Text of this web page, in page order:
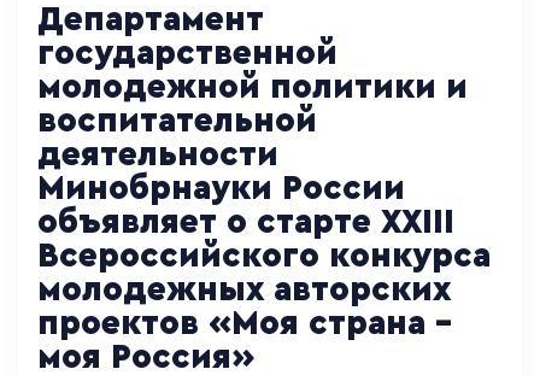
Департамент
государственной
молодежной политики и
воспитательной
деятельности
Минобрнауки России
объявляет о старте XXIII
Всероссийского конкурса
молодежных авторских
проектов «Моя страна -
моя Россия»